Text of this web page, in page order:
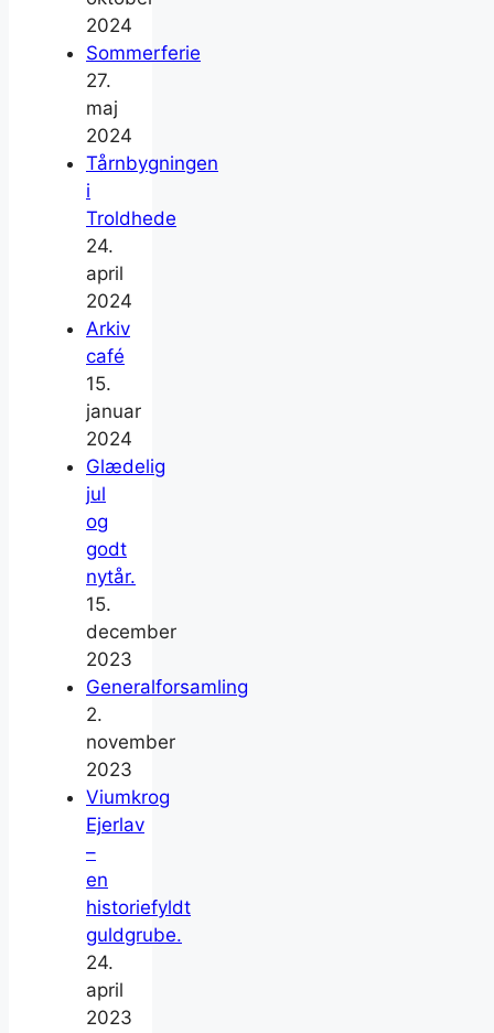
2024
Sommerferie
27.
maj
2024
Tårnbygningen
i
Troldhede
24.
april
2024
Arkiv
café
15.
januar
2024
Glædelig
jul
og
godt
nytår.
15.
december
2023
Generalforsamling
2.
november
2023
Viumkrog
Ejerlav
–
en
historiefyldt
guldgrube.
24.
april
2023